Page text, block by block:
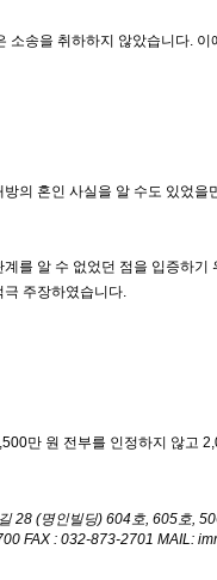
소송을 취하하지 않았습니다.
의 혼인 사실을 알 수도 있었
를 알 수 없었던 점을 입증하
주장하였습니다.
만 원 전부를 인정하지 않고
28 (명인빌딩) 604호, 605호,
FAX : 032-873-2701 MAIL: